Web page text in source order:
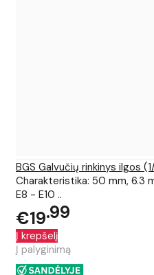
BGS Galvučių rinkinys ilgos
Charakteristika: 50 mm, 6.3
E8 - E10 ..
€19 99
Į krepšelį
Į palyginimą